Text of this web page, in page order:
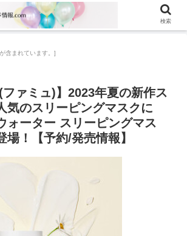
含まれています。]
ファミュ)】2023年夏の新作ス
気のスリーピングマスクに
ォーター スリーピングマス
場！【予約/発売情報】
検索